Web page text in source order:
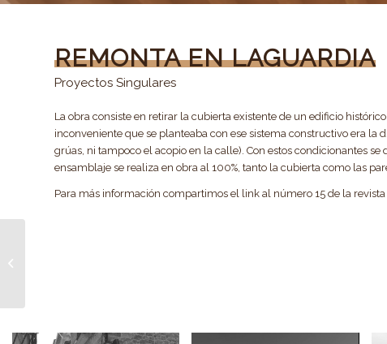
REMONTA EN LAGUARDIA
Proyectos Singulares
La obra consiste en retirar la cubierta existente de un edificio
inconveniente que se planteaba con ese sistema constructivo era
grúas, ni tampoco el acopio en la calle). Con estos condicionantes
ensamblaje se realiza en obra al 100%, tanto la cubierta como las
Para más información compartimos el link al número 15 de la revista